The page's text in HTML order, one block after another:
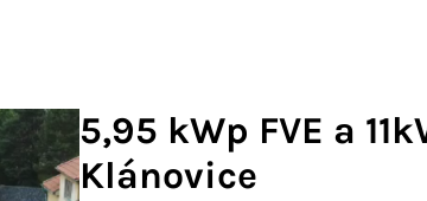
5,95 kWp FVE a
Klánovice